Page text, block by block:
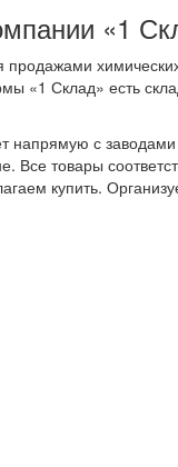
«1
«1 Склад» есть
напрямую с заводами
Все товары
купить.